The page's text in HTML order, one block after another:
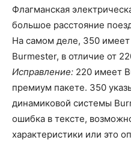
Флагманская
большое расстояние
На самом деле, 350
Burmester, в отличие от
Исправление: 220 имеет
премиум пакете. 350
динамиковой системы
ошибка в тексте,
характеристики или это